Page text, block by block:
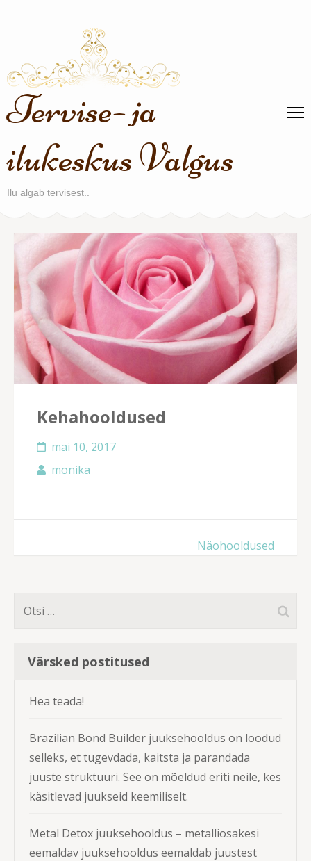
(Press
Enter)
Tervise- ja
ilukeskus Valgus
Ilu algab tervisest..
Kehahooldused
mai 10, 2017
monika
Näohooldused
Otsi:
Värsked postitused
Hea teada!
Brazilian Bond Builder juuksehooldus on loodud
selleks, et tugevdada, kaitsta ja parandada
juuste struktuuri. See on mõeldud eriti neile, kes
käsitlevad juukseid keemiliselt.
Metal Detox juuksehooldus – metalliosakesi
eemaldav juuksehooldus eemaldab juustest